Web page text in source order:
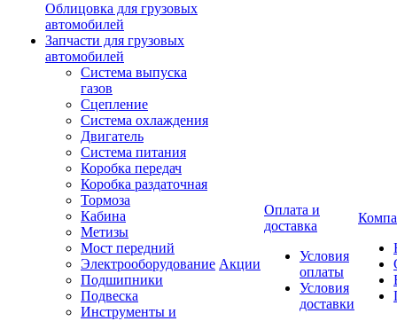
Облицовка для грузовых
автомобилей
Запчасти для грузовых
автомобилей
Система выпуска
газов
Сцепление
Система охлаждения
Двигатель
Система питания
Коробка передач
Коробка раздаточная
Тормоза
Кабина
Метизы
Мост передний
Электрооборудование
Подшипники
Подвеска
Инструменты и
Акции
Оплата и
доставка
Условия
оплаты
Условия
доставки